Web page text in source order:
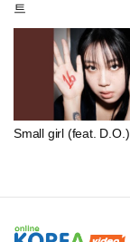
트
Small girl (feat. D.O.)